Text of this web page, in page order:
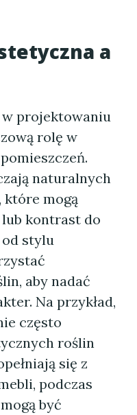
a
projektowaniu
rolę w
naturalnych
mogą
kontrast do
stylu
aby nadać
Na przykład,
często
roślin
się z
podczas
być